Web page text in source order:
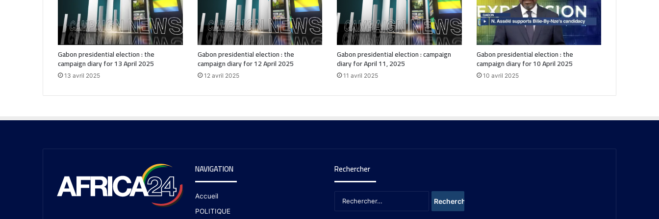
Gabon presidential election : the
campaign diary for 13 April 2025
13 avril 2025
Gabon presidential election : the
campaign diary for 12 April 2025
12 avril 2025
Gabon presidential election : campaign
diary for April 11, 2025
11 avril 2025
Gabon presidential election : the
campaign diary for 10 April 2025
10 avril 2025
NAVIGATION
Accueil
POLITIQUE
Rechercher